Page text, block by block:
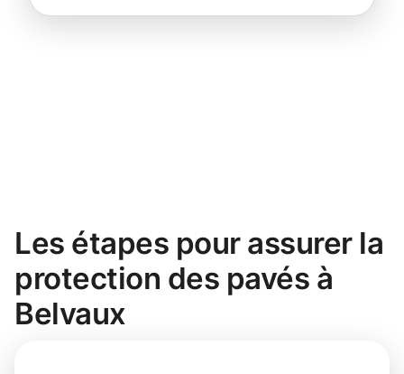
Les étapes pour assurer la
protection des pavés à
Belvaux